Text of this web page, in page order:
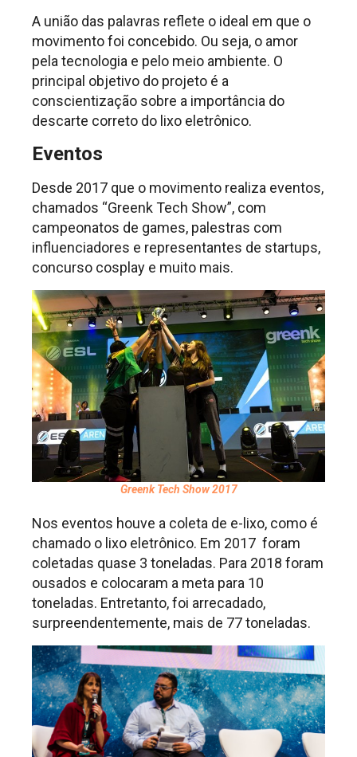
A união das palavras reflete o ideal em que o
movimento foi concebido. Ou seja, o amor
pela tecnologia e pelo meio ambiente. O
principal objetivo do projeto é a
conscientização sobre a importância do
descarte correto do lixo eletrônico.
Eventos
Desde 2017 que o movimento realiza eventos,
chamados “Greenk Tech Show”, com
campeonatos de games, palestras com
influenciadores e representantes de startups,
concurso cosplay e muito mais.
Greenk Tech Show 2017
Nos eventos houve a coleta de e-lixo, como é
chamado o lixo eletrônico. Em 2017 foram
coletadas quase 3 toneladas. Para 2018 foram
ousados e colocaram a meta para 10
toneladas. Entretanto, foi arrecadado,
surpreendentemente, mais de 77 toneladas.